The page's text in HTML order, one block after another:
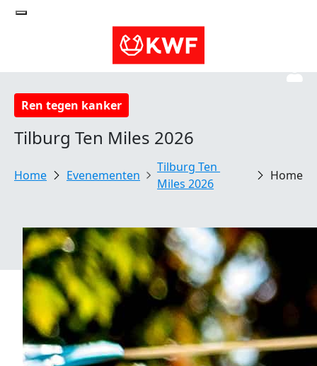
Ren tegen kanker
Tilburg Ten Miles 2026
Evenementen
Tilburg Ten
Miles 2026
Home